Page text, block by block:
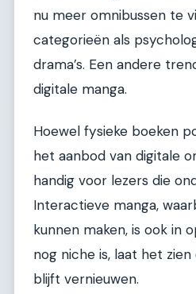
nu meer omnibussen te
categorieën als
drama’s. Een andere
digitale manga.
Hoewel fysieke boeken
het aanbod van digitale
handig voor lezers die
Interactieve manga,
kunnen maken, is ook in
nog niche is, laat het
blijft vernieuwen.